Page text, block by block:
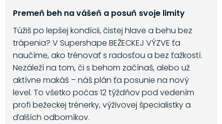
Premeň beh na vášeň a posuň svoje limity
Túžiš po lepšej kondícii, čistej hlave a behu bez
trápenia? V Supershape BEŽECKEJ VÝZVE ťa
naučíme, ako trénovať s radosťou a bez ťažkostí.
Nezáleží na tom, či s behom začínaš, alebo už
aktívne makáš – náš plán ťa posunie na nový
level. To všetko počas 12 týždňov pod vedením
profi bežeckej trénerky, výživovej špecialistky a
ďalších odborníkov.